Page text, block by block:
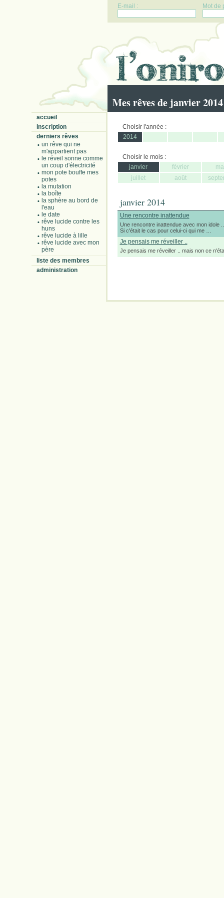
E-mail : Mot de
Mes rêves de janvier 2014
accueil
inscription
derniers rêves
un rêve qui ne
m'appartient pas
le réveil sonne comme
un coup d'électricité
mon pote bouffe mes
potes
la mutation
la boîte
la sphère au bord de
l'eau
le date
rêve lucide contre les
huns
rêve lucide à lille
rêve lucide avec mon
père
liste des membres
administration
Choisir l'année :
2014
Choisir le mois :
janvier
février
juillet
août
janvier 2014
Une rencontre inattendue
Une rencontre inattendue avec mon idole
Si c'était le cas pour celui-ci qui me …
Je pensais me réveiller ..
Je pensais me réveiller .. mais non ce